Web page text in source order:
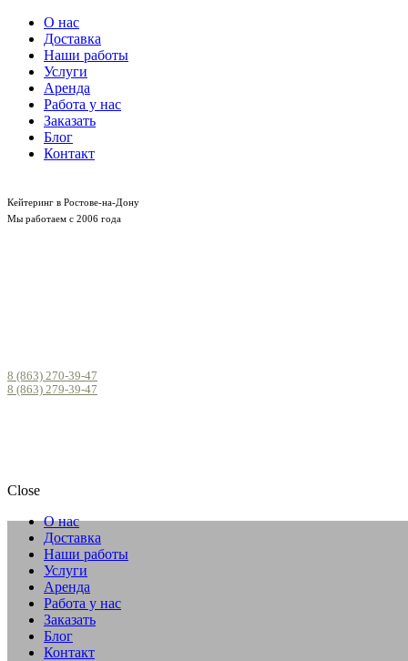
О нас
Доставка
Наши работы
Услуги
Аренда
Работа у нас
Заказать
Блог
Контакт
Кейтеринг в Ростове-на-Дону
Мы работаем с 2006 года
8 (863) 270-39-47
8 (863) 279-39-47
Close
О нас
Доставка
Наши работы
Услуги
Аренда
Работа у нас
Заказать
Блог
Контакт